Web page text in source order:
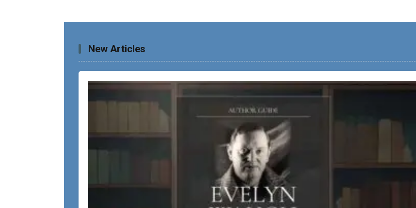
New Articles